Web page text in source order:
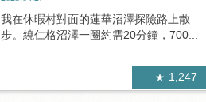
我在休暇村對面的蓮華沼澤探險路上散
步。繞仁格沼澤一圈約需20分鐘，700...
1,247